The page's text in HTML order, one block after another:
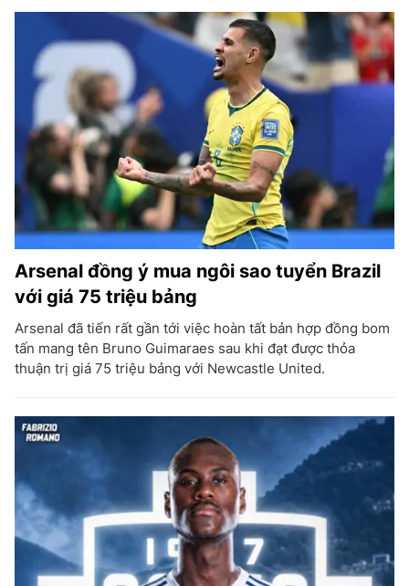
Arsenal đồng ý mua ngôi sao tuyển Brazil
với giá 75 triệu bảng
Arsenal đã tiến rất gần tới việc hoàn tất bản hợp đồng bom
tấn mang tên Bruno Guimaraes sau khi đạt được thỏa
thuận trị giá 75 triệu bảng với Newcastle United.